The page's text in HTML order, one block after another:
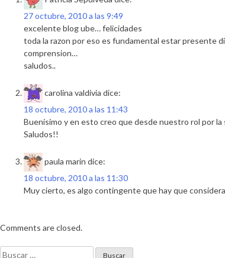
27 octubre, 2010 a las 9:49
excelente blog ube… felicidades
toda la razon por eso es fundamental estar presente
comprension…
saludos..
carolina valdivia dice:
18 octubre, 2010 a las 11:43
Buenísimo y en esto creo que desde nuestro rol por
Saludos!!
paula marin dice:
18 octubre, 2010 a las 11:30
Muy cierto, es algo contingente que hay que
Comments are closed.
Buscar: